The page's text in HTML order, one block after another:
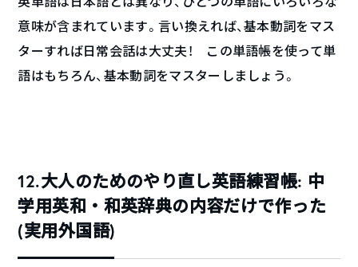
意味が含まれています。言い換えれば、基本動詞をマス
ターすれば日常会話は大丈夫！ この単語帳を使って単
語はもちろん、基本動詞をマスターしましょう。
12.大人のためのやり直し英語練習帳: 中
学用英和・和英辞典の内容だけで作った
(実用外国語)